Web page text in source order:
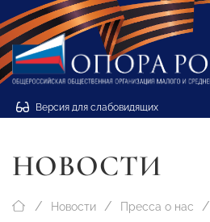
Версия для слабовидящих
НОВОСТИ
Новости Пресса о нас